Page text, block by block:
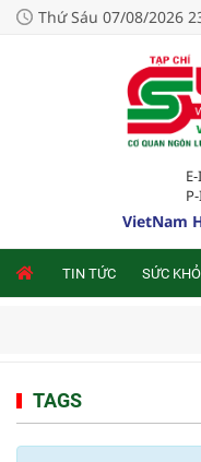
Thứ Sáu 07/08/2026
VietNam
TIN TỨC SỨC
TAGS